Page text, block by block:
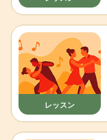
レッスン